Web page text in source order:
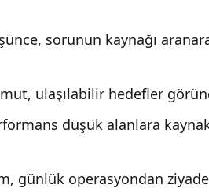
sorunun kaynağı
ulaşılabilir hedefler
düşük alanlara
günlük operasyondan